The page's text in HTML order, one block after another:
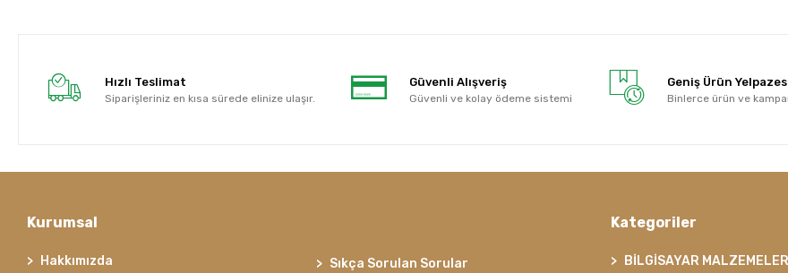
Hızlı Teslimat
Siparişleriniz en kısa sürede elinize ulaşır.
Güvenli Alışveriş
Güvenli ve kolay ödeme sistemi
Geniş Ürün
Binlerce ürün ve
Kurumsal
Hakkımızda
Sıkça Sorulan Sorular
Kategoriler
BİLGİSAYAR